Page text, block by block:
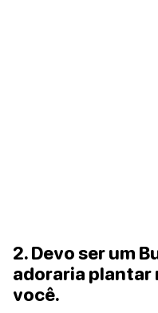
2. Devo ser um
adoraria plantar
você.